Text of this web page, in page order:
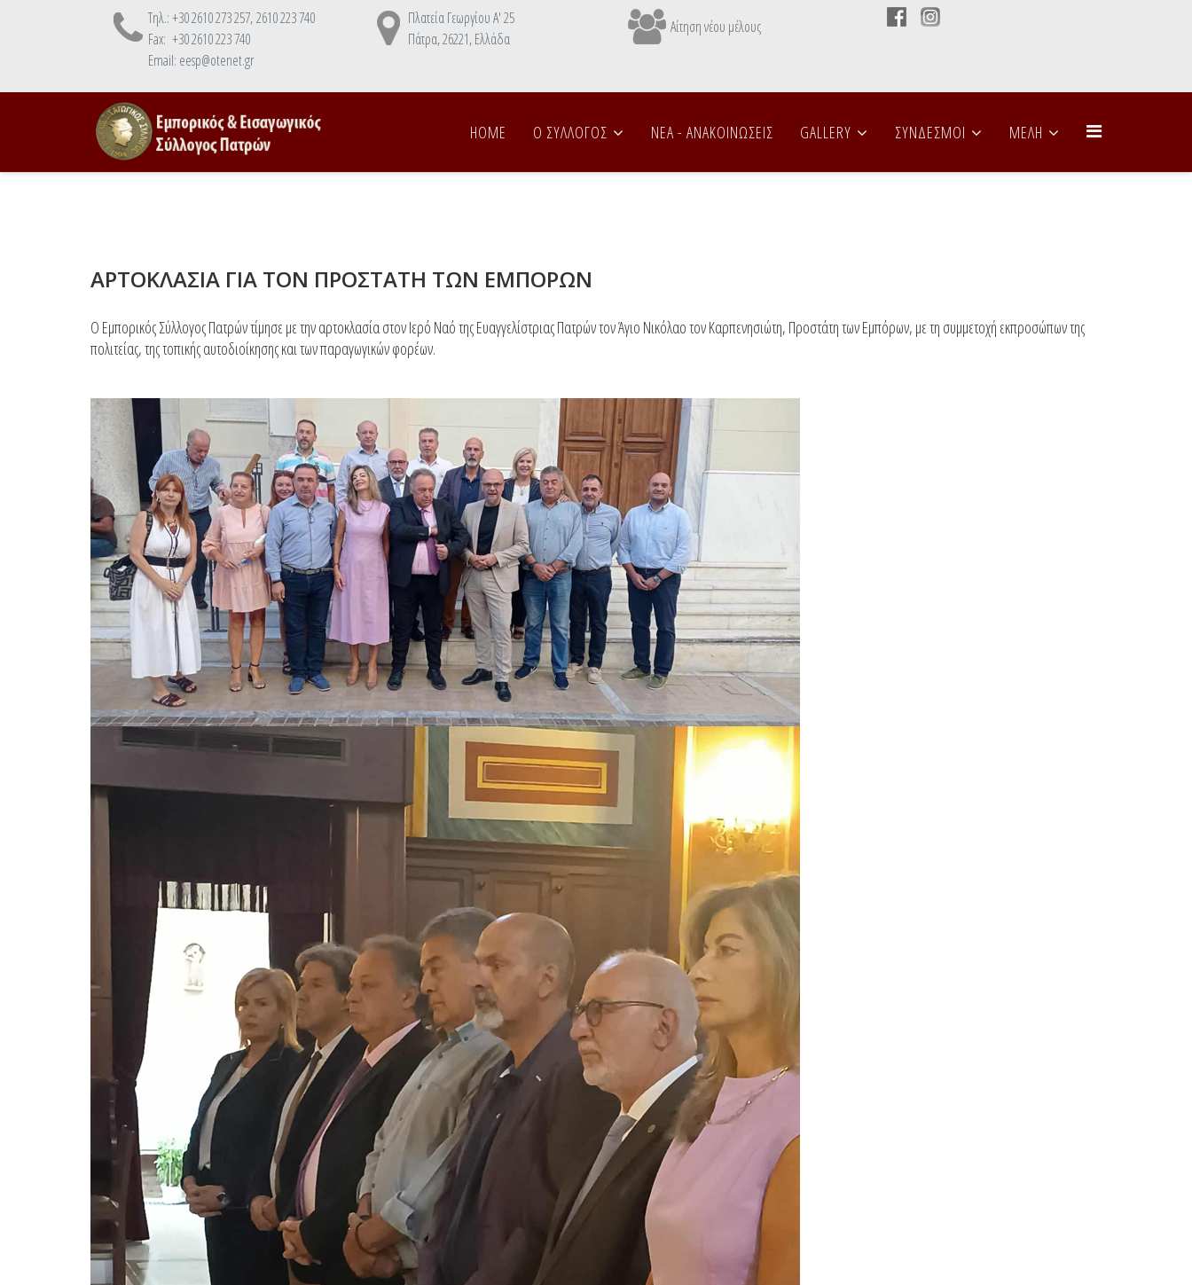
Τηλ.: +30 2610 273 257, 2610 223 740
Fax: +30 2610 223 740
Email: eesp@otenet.gr
Πλατεία Γεωργίου Α' 25
Πάτρα, 26221, Ελλάδα
Αίτηση νέου μέλους
HOME Ο ΣΥΛΛΟΓΟΣ NEA - ANAΚΟΙΝΩΣΕΙΣ GALLERY ΣΥΝΔΕΣΜΟΙ ΜΕΛΗ
ΑΡΤΟΚΛΑΣΙΑ ΓΙΑ ΤΟΝ ΠΡΟΣΤΑΤΗ ΤΩΝ ΕΜΠΟΡΩΝ
Ο Εμπορικός Σύλλογος Πατρών τίμησε με την αρτοκλασία στον Ιερό Ναό της Ευαγγελίστριας Πατρών τον Άγιο Νικόλαο τον Καρπενησιώτη, Προστάτη των Εμπόρων, με τη συμμετοχή εκπροσώπων της
πολιτείας, της τοπικής αυτοδιοίκησης και των παραγωγικών φορέων.